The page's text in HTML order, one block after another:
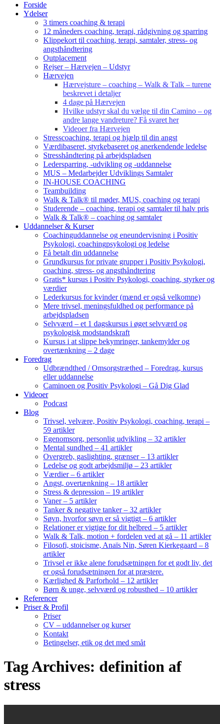
Forside
Ydelser
3 timers coaching & terapi
12 måneders coaching, terapi, rådgivning og sparring
Klippekort til coaching, terapi, samtaler, stress- og
angsthåndtering
Outplacement
Rejser – Hærvejen – Udstyr
Hærvejen
Hærvejsture – coaching – Walk & Talk – turene
beskrevet i detaljer
4 dage på Hærvejen
Hvilke udstyr skal du vælge til din Camino – og
andre lange vandreture? Få svaret her
Videoer fra Hærvejen
Stresscoaching, terapi og hjælp til din angst
Værdibaseret, styrkebaseret og anerkendende ledelse
Stresshåndtering på arbejdspladsen
Ledersparring, -udvikling og -uddannelse
MUS – Medarbejder Udviklings Samtaler
IN-HOUSE COACHING
Teambuilding
Walk & Talk® til møder, MUS, coaching og terapi
Studerende – coaching, terapi og samtaler til halv pris
Walk & Talk® – coaching og samtaler
Uddannelser & Kurser
Coachinguddannelse og eneundervisning i Positiv
Psykologi, coachingpsykologi og ledelse
Få betalt din uddannelse
Grundkursus for private grupper i Positiv Psykologi,
coaching, stress- og angsthåndtering
Gratis* kursus i Positiv Psykologi, coaching, styrker og
værdier
Lederkursus for kvinder (mænd er også velkomne)
Mere trivsel, meningsfuldhed og performance på
arbejdspladsen
Selvværd – et 1 dagskursus i øget selvværd og
psykologisk modstandskraft
Kursus i at slippe bekymringer, tankemylder og
overtænkning – 2 dage
Foredrag
Udbrændthed / Omsorgstræthed – Foredrag, kursus
eller uddannelse
Caminoen og Positiv Psykologi – Gå Dig Glad
Videoer
Podcast
Blog
Trivsel, velvære, Positiv Psykologi, coaching, terapi –
59 artikler
Egenomsorg, personlig udvikling – 32 artikler
Mental sundhed – 41 artikler
Overgreb, gaslighting, grænser – 13 artikler
Ledelse og godt arbejdsmiljø – 23 artikler
Værdier – 6 artikler
Angst, overtænkning – 18 artikler
Stress & depression – 19 artikler
Vaner – 5 artikler
Tanker & negative tanker – 32 artikler
Søvn, hvorfor søvn er så vigtigt – 6 artikler
Relationer er vigtige for dit helbred – 5 artikler
Walk & Talk, motion + fordelen ved at gå – 11 artikler
Filosofi, stoicisme, Anaïs Nin, Søren Kierkegaard – 8
artikler
Trivsel er ikke alene forudsætningen for et godt liv, det
er også forudsætningen for at præstere.
Kærlighed & Parforhold – 12 artikler
Børn & unge, selvværd og robusthed – 10 artikler
Referencer
Priser & Profil
Priser
CV – uddannelser og kurser
Kontakt
Betingelser, etik og det med småt
Tag Archives: definition af
stress